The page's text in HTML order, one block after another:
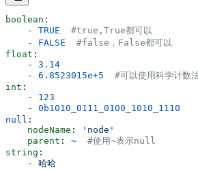
boolean :
    -
TRUE
  #true,True都可以
    -
FALSE
  #false，False都可以
float :
    -
3.14
    -
6.8523015e+5
#可以使用科学计数
int :
    -
123
    -
0b1010_0111_0100_1010_1110
null :
    nodeName
:
'node'
    parent
: ~
  #使用~表示null
string :
    -
哈哈